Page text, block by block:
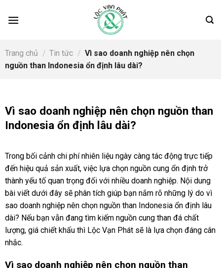
Trang chủ / Tin tức / Vì sao doanh nghiệp nên chọn
nguồn than Indonesia ổn định lâu dài?
Vì sao doanh nghiệp nên chọn nguồn than
Indonesia ổn định lâu dài?
Trong bối cảnh chi phí nhiên liệu ngày càng tác động trực tiếp
đến hiệu quả sản xuất, việc lựa chọn nguồn cung ổn định trở
thành yếu tố quan trọng đối với nhiều doanh nghiệp. Nội dung
bài viết dưới đây sẽ phân tích giúp bạn nắm rõ những lý do vì
sao doanh nghiệp nên chọn nguồn than Indonesia ổn định lâu
dài? Nếu bạn vẫn đang tìm kiếm nguồn cung than đá chất
lượng, giá chiết khấu thì Lộc Vạn Phát sẽ là lựa chọn đáng cân
nhắc.
Vì sao doanh nghiệp nên chọn nguồn than